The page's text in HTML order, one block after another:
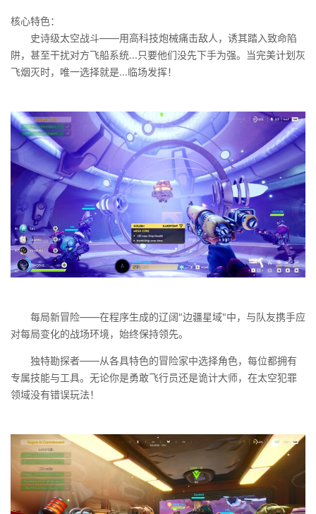
核心特色：
史诗级太空战斗——用高科技炮械痛击敌人，诱其踏入致命陷
阱，甚至干扰对方飞船系统...只要他们没先下手为强。当完美计划灰
飞烟灭时，唯一选择就是...临场发挥！
每局新冒险——在程序生成的辽阔"边疆星域"中，与队友携手应
对每局变化的战场环境，始终保持领先。
独特勘探者——从各具特色的冒险家中选择角色，每位都拥有
专属技能与工具。无论你是勇敢飞行员还是诡计大师，在太空犯罪
领域没有错误玩法！